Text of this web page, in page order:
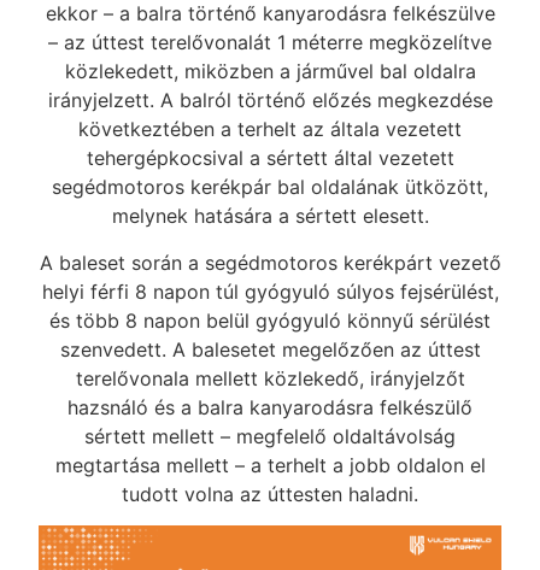
ekkor – a balra történő kanyarodásra felkészülve
– az úttest terelővonalát 1 méterre megközelítve
közlekedett, miközben a járművel bal oldalra
irányjelzett. A balról történő előzés megkezdése
következtében a terhelt az általa vezetett
tehergépkocsival a sértett által vezetett
segédmotoros kerékpár bal oldalának ütközött,
melynek hatására a sértett elesett.
A baleset során a segédmotoros kerékpárt vezető
helyi férfi 8 napon túl gyógyuló súlyos fejsérülést,
és több 8 napon belül gyógyuló könnyű sérülést
szenvedett. A balesetet megelőzően az úttest
terelővonala mellett közlekedő, irányjelzőt
hazsnáló és a balra kanyarodásra felkészülő
sértett mellett – megfelelő oldaltávolság
megtartása mellett – a terhelt a jobb oldalon el
tudott volna az úttesten haladni.